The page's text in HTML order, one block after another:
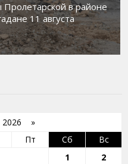
в районе
11 августа
2026 »
Пт Сб
Вс
1
2